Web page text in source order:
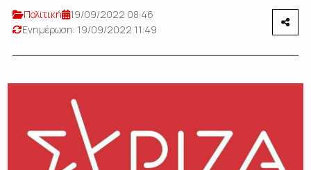
Πολιτική
19/09/2022 08:46
Ενημέρωση: 19/09/2022 11:49